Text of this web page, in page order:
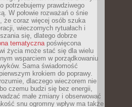
potrzebujemy prawdziwego
W połowie rozważań o śnie
że coraz więcej osób szuka
wieczornych rytuałach i
się, dlatego dobrze
tematycznapoświęcona
życia może stać się dla wielu
wsparciem w porządkowaniu
Sama świadomość
krokiem do poprawy.
dlaczego wieczorem nie
czemu budzi się bez energii,
małe zmiany i obserwować
snu ogromny wpływ ma także